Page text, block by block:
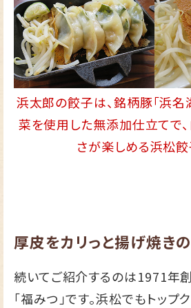
浜太郎の餃子は、銘柄豚「浜名
菜を使用した無添加仕立てで
さが楽しめる浜松餃
厚皮をカリっと揚げ焼きの
続いてご紹介するのは1971年
「福みつ」です。浜松でもトップ